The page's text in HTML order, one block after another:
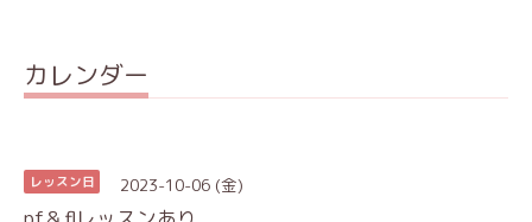
カレンダー
レッスン日 2023-10-06 (金)